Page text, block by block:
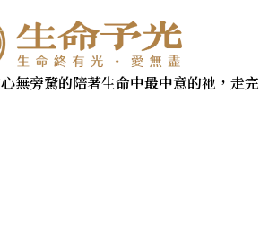
無旁騖的陪著生命中最中意的祂，走完